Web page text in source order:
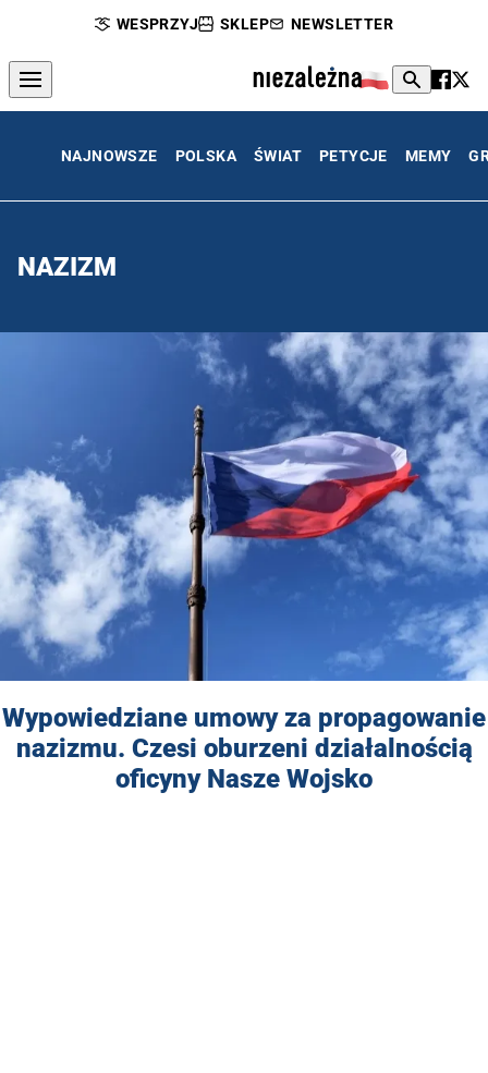
WESPRZYJ SKLEP NEWSLETTER
NAJNOWSZE POLSKA ŚWIAT PETYCJE MEMY
NAZIZM
Wypowiedziane umowy za propagowanie
nazizmu. Czesi oburzeni działalnością
oficyny Nasze Wojsko